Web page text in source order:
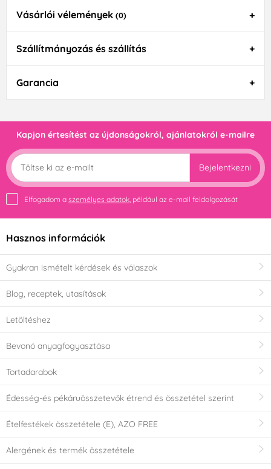
Vásárlói vélemények (0)
Szállítmányozás és szállítás
Garancia
Kapjon értesítést az újdonságokról, ajánlatokról e-mailre
Bejelentkezni
Elfogadom a személyes adatok , például az e-mail feldolgozását
Hasznos információk
Gyakran ismételt kérdések és válaszok
Blog, receptek, utasítások
Letöltéshez
Bevonó anyagfogyasztása
Tortadarabok
Édesség-és pékáruösszetevők étrend és összetétel szerint
Ételfestékek összetétele (E), AZO FREE
Alergének és termék összetétele